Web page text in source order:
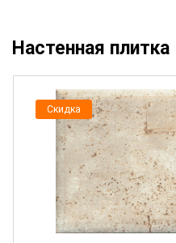
Настенная плитка
Скидка